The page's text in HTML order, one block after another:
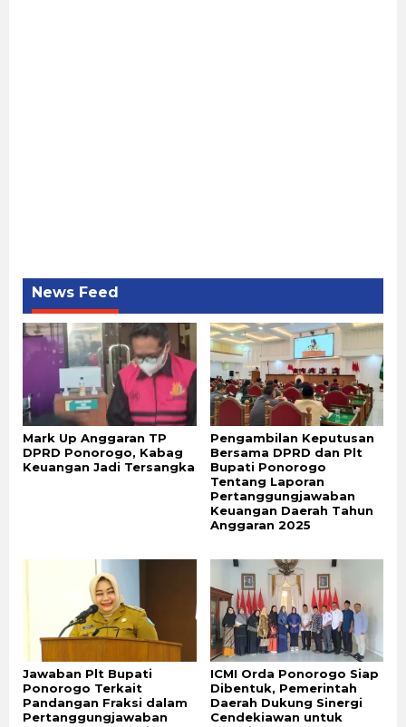
News Feed
Mark Up Anggaran TP
DPRD Ponorogo, Kabag
Keuangan Jadi Tersangka
Pengambilan Keputusan
Bersama DPRD dan Plt
Bupati Ponorogo
Tentang Laporan
Pertanggungjawaban
Keuangan Daerah Tahun
Anggaran 2025
Jawaban Plt Bupati
Ponorogo Terkait
Pandangan Fraksi dalam
Pertanggungjawaban
ICMI Orda Ponorogo Siap
Dibentuk, Pemerintah
Daerah Dukung Sinergi
Cendekiawan untuk